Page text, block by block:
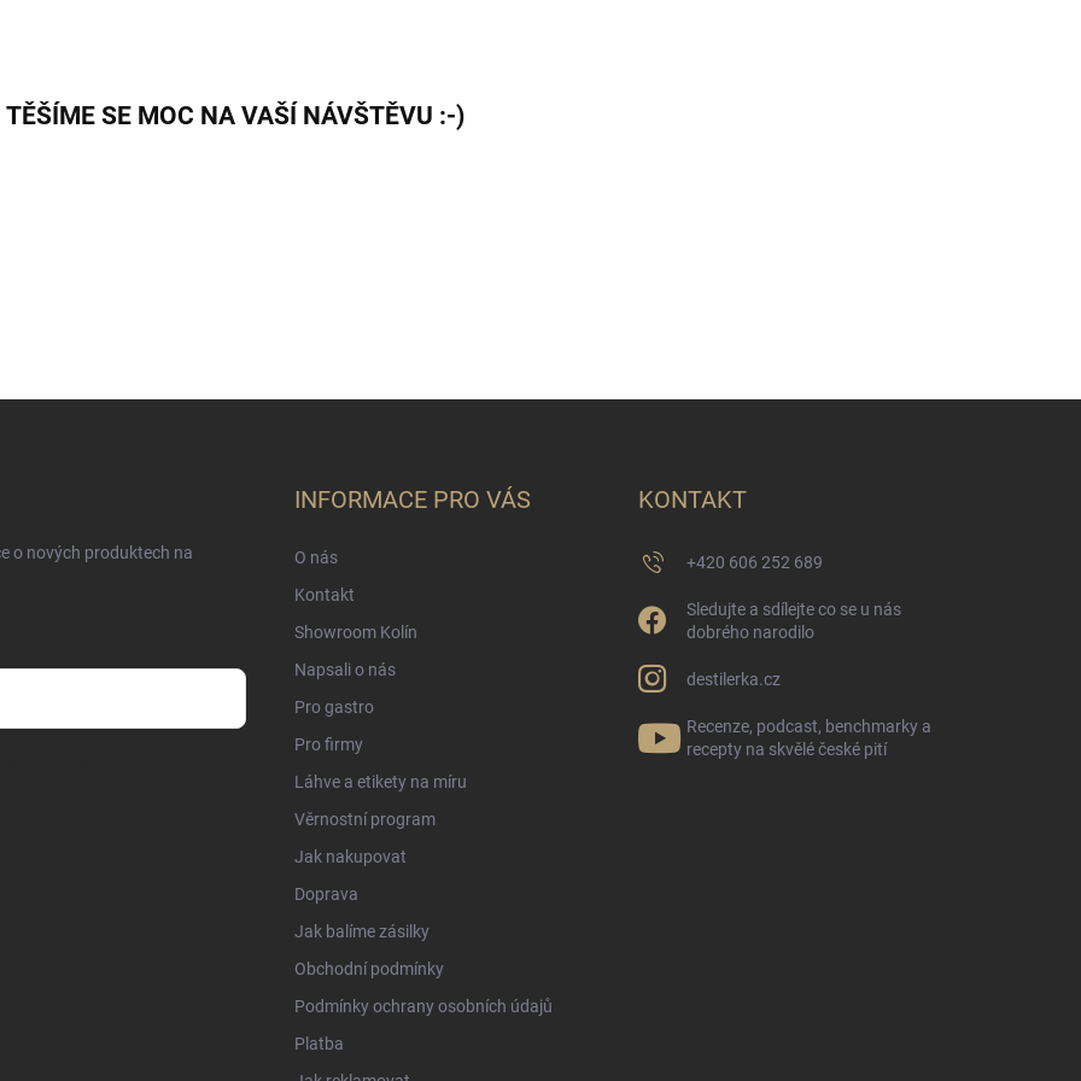
TĚŠÍME SE MOC NA VAŠÍ NÁVŠTĚVU :-)
o nových produktech na
INFORMACE PRO VÁS
O nás
Kontakt
Showroom Kolín
Napsali o nás
Pro gastro
Pro firmy
Láhve a etikety na míru
Věrnostní program
Jak nakupovat
Doprava
Jak balíme zásilky
Obchodní podmínky
Podmínky ochrany osobních údajů
Platba
KONTAKT
+420 606 252 689
Sledujte a sdílejte co se u nás
dobrého narodilo
destilerka.cz
Recenze, podcast, benchmarky a
recepty na skvělé české pití